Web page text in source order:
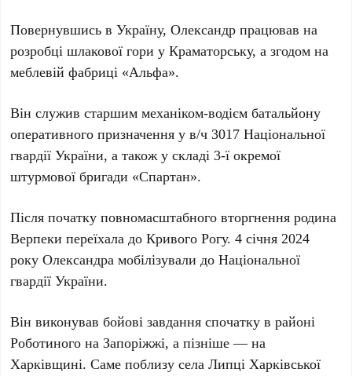
Повернувшись в Україну, Олександр працював на
розробці шлакової гори уКраматорську, а згодом на
меблевій фабриці «Альфа».
Він служив старшим механіком-водієм батальйону
оперативного призначення ув/ч 3017 Національної
гвардії України, а також у складі3-ї окремої
штурмової бригади «Спартан».
Після початку повномасштабного вторгнення родина
Верпеки переїхала доКривого Рогу.4 січня 2024
року Олександра мобілізували доНаціональної
гвардії України.
Він виконував бойові завдання спочатку в районі
Роботиного на Запоріжжі, а пізніше — на
Харківщині. Саме поблизу селаЛипці Харківської